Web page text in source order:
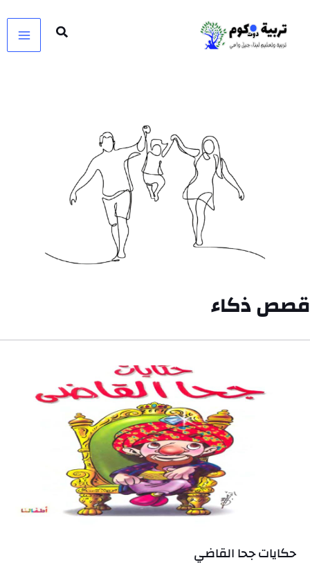
المحتوى
قصص ذكاء
حكايات جحا القاضي